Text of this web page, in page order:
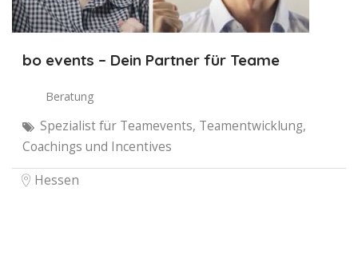
bo events – Dein Partner für Teame
Beratung
Spezialist für Teamevents, Teamentwicklung,
Coachings und Incentives
Hessen